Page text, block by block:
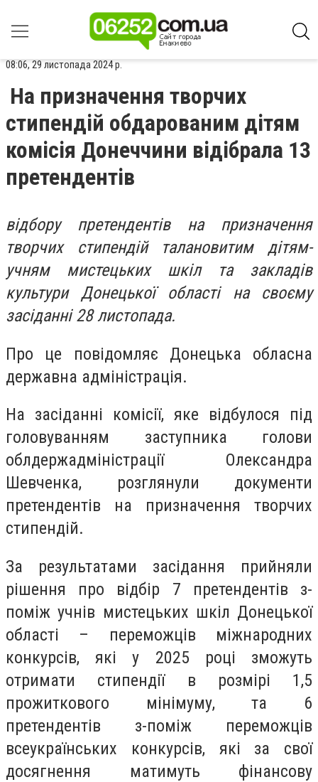
08:06, 29 листопада 2024 р.
На призначення творчих
стипендій обдарованим дітям
комісія Донеччини відібрала 13
претендентів
відбору претендентів на призначення
творчих стипендій талановитим дітям-
учням мистецьких шкіл та закладів
культури Донецької області на своєму
засіданні 28 листопада.
Про це повідомляє Донецька обласна
державна адміністрація.
На засіданні комісії, яке відбулося під
головуванням заступника голови
облдержадміністрації Олександра
Шевченка, розглянули документи
претендентів на призначення творчих
стипендій.
За результатами засідання прийняли
рішення про відбір 7 претендентів з-
поміж учнів мистецьких шкіл Донецької
області – переможців міжнародних
конкурсів, які у 2025 році зможуть
отримати стипендії в розмірі 1,5
прожиткового мінімуму, та 6
претендентів з-поміж переможців
всеукраїнських конкурсів, які за свої
досягнення матимуть фінансову